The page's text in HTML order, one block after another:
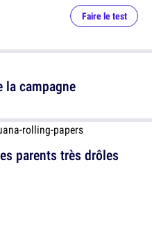
parents très drôles
Faire le test
la campagne